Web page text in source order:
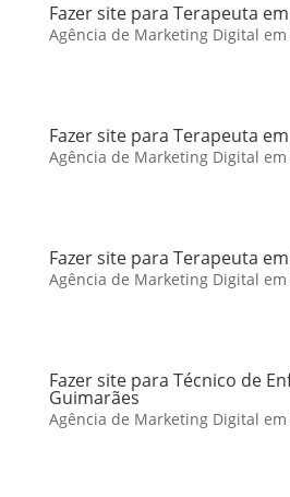
Fazer site para Terapeuta
Agência de Marketing Digital
Fazer site para Terapeuta
Agência de Marketing Digital
Fazer site para Terapeuta
Agência de Marketing Digital
Fazer site para Técnico de
Guimarães
Agência de Marketing Digital